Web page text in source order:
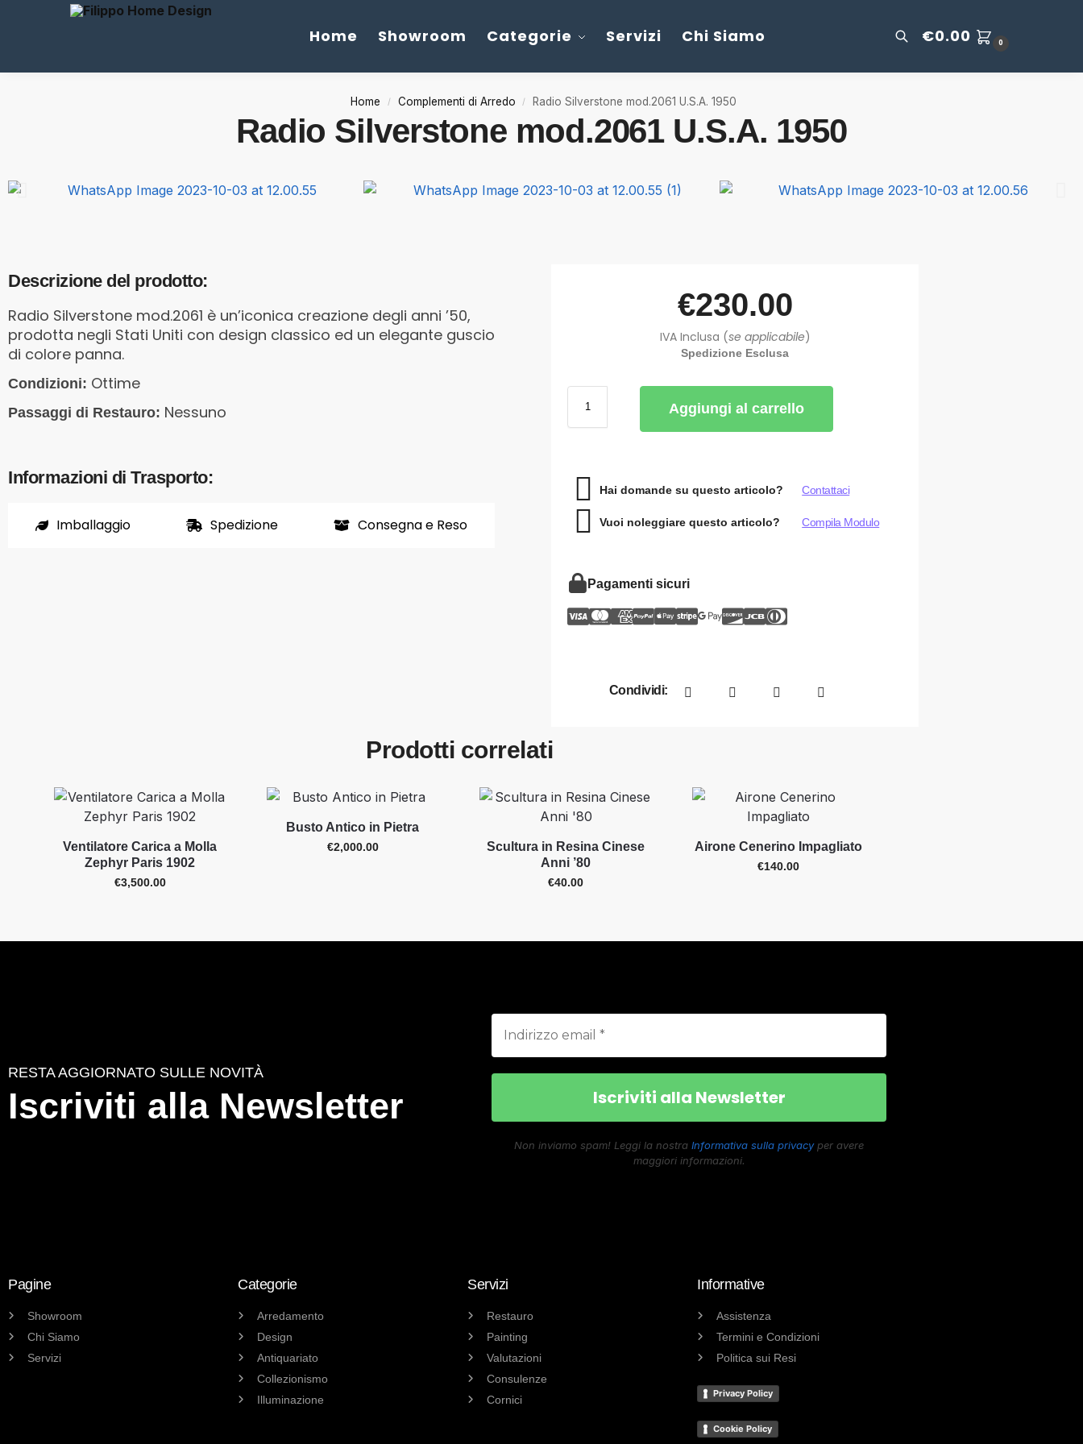
Home Showroom Categorie Servizi Chi Siamo €0.00 0
Home / Complementi di Arredo / Radio Silverstone mod.2061 U.S.A. 1950
Radio Silverstone mod.2061 U.S.A. 1950
Descrizione del prodotto:
Radio Silverstone mod.2061 è un’iconica creazione degli anni ’50,
prodotta negli Stati Uniti con design classico ed un elegante guscio
di colore panna.
Condizioni: Ottime
Passaggi di Restauro: Nessuno
Informazioni di Trasporto:
Imballaggio Spedizione Consegna e Reso
€230.00
IVA Inclusa (se applicabile)
Spedizione Esclusa
Aggiungi al carrello
Hai domande su questo articolo? Contattaci
Vuoi noleggiare questo articolo? Compila Modulo
Pagamenti sicuri
Condividi:
Prodotti correlati
Ventilatore Carica a Molla
Zephyr Paris 1902
€3,500.00
Busto Antico in Pietra
€2,000.00
Scultura in Resina Cinese
Anni ’80
€40.00
Airone Cenerino Impagliato
€140.00
RESTA AGGIORNATO SULLE NOVITÀ
Iscriviti alla Newsletter
Non inviamo spam! Leggi la nostra Informativa sulla privacyper avere
maggiori informazioni.
Pagine
Showroom
Chi Siamo
Servizi
Categorie
Arredamento
Design
Antiquariato
Collezionismo
Illuminazione
Servizi
Restauro
Painting
Valutazioni
Consulenze
Cornici
Informative
Assistenza
Termini e Condizioni
Politica sui Resi
Privacy Policy
Cookie Policy